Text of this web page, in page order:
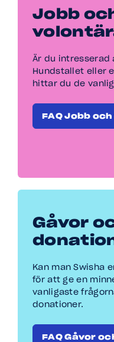
Jobb
Är du intresserad
Hundstallet eller
hittar du de
FAQ Jobb
Gåvor
Kan man Swisha
för att ge en
vanligaste
donationer.
FAQ Gåvor